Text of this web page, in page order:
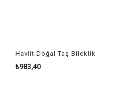
Havlit Doğal Taş Bileklik
₺983,40